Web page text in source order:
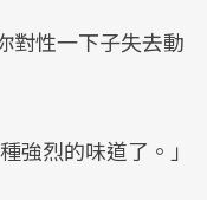
對性一下子失去動
強烈的味道了。」